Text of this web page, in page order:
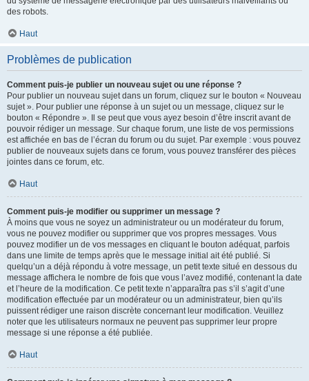
des robots.
Haut
Problèmes de publication
Comment puis-je publier un nouveau sujet ou une réponse ?
Pour publier un nouveau sujet dans un forum, cliquez sur le bouton « Nouveau
sujet ». Pour publier une réponse à un sujet ou un message, cliquez sur le
bouton « Répondre ». Il se peut que vous ayez besoin d’être inscrit avant de
pouvoir rédiger un message. Sur chaque forum, une liste de vos permissions
est affichée en bas de l’écran du forum ou du sujet. Par exemple : vous pouvez
publier de nouveaux sujets dans ce forum, vous pouvez transférer des pièces
jointes dans ce forum, etc.
Haut
Comment puis-je modifier ou supprimer un message ?
À moins que vous ne soyez un administrateur ou un modérateur du forum,
vous ne pouvez modifier ou supprimer que vos propres messages. Vous
pouvez modifier un de vos messages en cliquant le bouton adéquat, parfois
dans une limite de temps après que le message initial ait été publié. Si
quelqu’un a déjà répondu à votre message, un petit texte situé en dessous du
message affichera le nombre de fois que vous l’avez modifié, contenant la date
et l’heure de la modification. Ce petit texte n’apparaîtra pas s’il s’agit d’une
modification effectuée par un modérateur ou un administrateur, bien qu’ils
puissent rédiger une raison discrète concernant leur modification. Veuillez
noter que les utilisateurs normaux ne peuvent pas supprimer leur propre
message si une réponse a été publiée.
Haut